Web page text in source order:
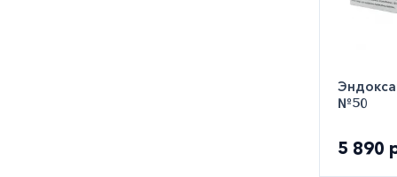
тела, а
и на
коры
№50
5 890